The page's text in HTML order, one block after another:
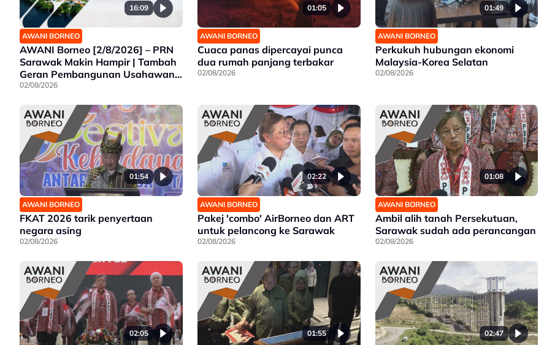
16:09
AWANI BORNEO
AWANI Borneo [2/8/2026] – PRN
Sarawak Makin Hampir | Tambah
Geran Pembangunan Usahawan
Wanita | Projek Empangan Air
02/08/2026
01:05
AWANI BORNEO
Cuaca panas dipercayai punca
dua rumah panjang terbakar
02/08/2026
01:49
AWANI BORNEO
Perkukuh hubungan ekonomi
Malaysia-Korea Selatan
02/08/2026
01:54
AWANI BORNEO
FKAT 2026 tarik penyertaan
negara asing
02/08/2026
02:22
AWANI BORNEO
Pakej 'combo' AirBorneo dan ART
untuk pelancong ke Sarawak
02/08/2026
01:08
AWANI BORNEO
Ambil alih tanah Persekutuan,
Sarawak sudah ada perancangan
02/08/2026
02:05 01:55 02:47